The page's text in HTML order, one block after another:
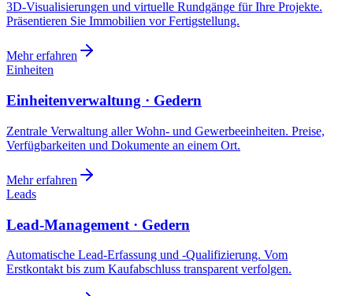
3D-Visualisierungen und virtuelle Rundgänge für Ihre Projekte.
Präsentieren Sie Immobilien vor Fertigstellung.
Mehr erfahren
Einheiten
Einheitenverwaltung · Gedern
Zentrale Verwaltung aller Wohn- und Gewerbeeinheiten. Preise,
Verfügbarkeiten und Dokumente an einem Ort.
Mehr erfahren
Leads
Lead-Management · Gedern
Automatische Lead-Erfassung und -Qualifizierung. Vom
Erstkontakt bis zum Kaufabschluss transparent verfolgen.